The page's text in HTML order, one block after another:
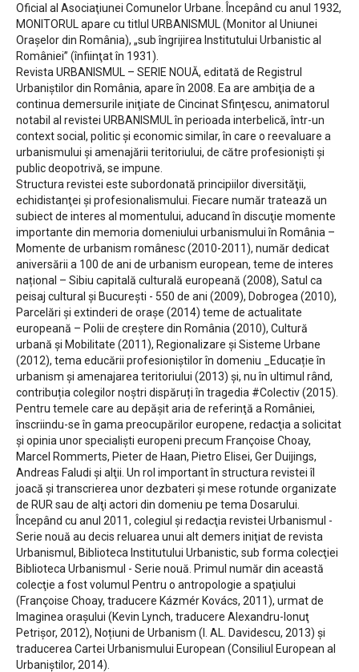
Oficial al Asociaţiunei Comunelor Urbane. Începând cu anul 1932,
MONITORUL apare cu titlul URBANISMUL (Monitor al Uniunei
Oraşelor din România), „sub îngrijirea Institutului Urbanistic al
României” (înfiinţat în 1931).
Revista URBANISMUL – SERIE NOUĂ, editată de Registrul
Urbaniştilor din România, apare în 2008. Ea are ambiţia de a
continua demersurile iniţiate de Cincinat Sfinţescu, animatorul
notabil al revistei URBANISMUL în perioada interbelică, într-un
context social, politic şi economic similar, în care o reevaluare a
urbanismului şi amenajării teritoriului, de către profesionişti şi
public deopotrivă, se impune.
Structura revistei este subordonată principiilor diversităţii,
echidistanţei și profesionalismului. Fiecare număr tratează un
subiect de interes al momentului, aducand în discuţie momente
importante din memoria domeniului urbanismului în România –
Momente de urbanism românesc (2010-2011), număr dedicat
aniversării a 100 de ani de urbanism european, teme de interes
național – Sibiu capitală culturală europeană (2008), Satul ca
peisaj cultural şi Bucureşti - 550 de ani (2009), Dobrogea (2010),
Parcelări și extinderi de orașe (2014) teme de actualitate
europeană – Polii de creştere din România (2010), Cultură
urbană și Mobilitate (2011), Regionalizare și Sisteme Urbane
(2012), tema educării profesioniștilor în domeniu _Educație în
urbanism și amenajarea teritoriului (2013) și, nu în ultimul rând,
contribuția colegilor noștri dispăruți în tragedia #Colectiv (2015).
Pentru temele care au depăşit aria de referinţă a României,
înscriindu-se în gama preocupărilor europene, redacţia a solicitat
şi opinia unor specialiști europeni precum Françoise Choay,
Marcel Rommerts, Pieter de Haan, Pietro Elisei, Ger Duijings,
Andreas Faludi şi alţii. Un rol important în structura revistei îl
joacă şi transcrierea unor dezbateri şi mese rotunde organizate
de RUR sau de alţi actori din domeniu pe tema Dosarului.
Începând cu anul 2011, colegiul şi redacţia revistei Urbanismul -
Serie nouă au decis reluarea unui alt demers iniţiat de revista
Urbanismul, Biblioteca Institutului Urbanistic, sub forma colecţiei
Biblioteca Urbanismul - Serie nouă. Primul număr din această
colecţie a fost volumul Pentru o antropologie a spaţiului
(Françoise Choay, traducere Kázmér Kovács, 2011), urmat de
Imaginea oraşului (Kevin Lynch, traducere Alexandru-Ionuţ
Petrişor, 2012), Noțiuni de Urbanism (I. AL. Davidescu, 2013) și
traducerea Cartei Urbanismului European (Consiliul European al
Urbaniștilor, 2014).